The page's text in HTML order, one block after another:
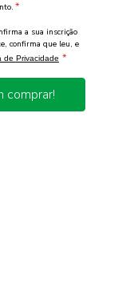
*
a sua inscrição
confirma que leu, e
de Privacidade *
comprar!